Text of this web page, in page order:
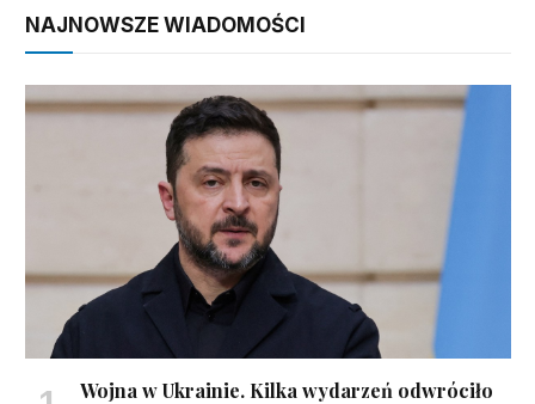
NAJNOWSZE WIADOMOŚCI
Wojna w Ukrainie. Kilka wydarzeń odwróciło